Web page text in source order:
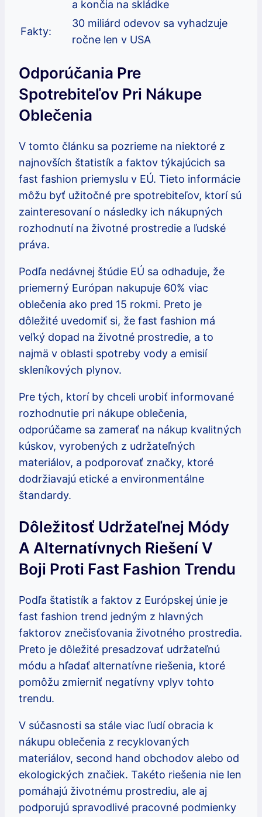
a končia na skládke
Fakty:
30 miliárd odevov sa vyhadzuje
ročne len v USA
Odporúčania Pre
Spotrebiteľov Pri Nákupe
Oblečenia
V tomto článku sa pozrieme na niektoré z
najnovších štatistík a faktov týkajúcich sa
fast fashion priemyslu v EÚ. Tieto informácie
môžu byť užitočné pre spotrebiteľov, ktorí sú
zainteresovaní o následky ich nákupných
rozhodnutí na životné prostredie a ľudské
práva.
Podľa nedávnej štúdie EÚ sa odhaduje, že
priemerný Európan nakupuje 60% viac
oblečenia ako pred 15 rokmi. Preto je
dôležité uvedomiť si, že fast fashion má
veľký dopad na životné prostredie, a to
najmä v oblasti spotreby vody a emisií
skleníkových plynov.
Pre tých, ktorí by chceli urobiť informované
rozhodnutie pri nákupe oblečenia,
odporúčame sa zamerať na nákup kvalitných
kúskov, vyrobených z udržateľných
materiálov, a podporovať značky, ktoré
dodržiavajú etické a environmentálne
štandardy.
Dôležitosť Udržateľnej Módy
A Alternatívnych Riešení V
Boji Proti Fast Fashion Trendu
Podľa štatistík a faktov z Európskej únie je
fast fashion trend jedným z hlavných
faktorov znečisťovania životného prostredia.
Preto je dôležité presadzovať udržateľnú
módu a hľadať alternatívne riešenia, ktoré
pomôžu zmierniť negatívny vplyv tohto
trendu.
V súčasnosti sa stále viac ľudí obracia k
nákupu oblečenia z recyklovaných
materiálov, second hand obchodov alebo od
ekologických značiek. Takéto riešenia nie len
pomáhajú životnému prostrediu, ale aj
podporujú spravodlivé pracovné podmienky